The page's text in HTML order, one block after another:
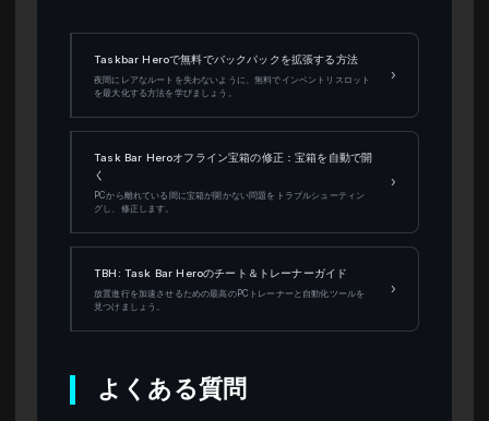
Taskbar Heroで無料でバックパックを拡張する方法
夜間にレアなルートを失わないように、無料でインベントリスロット
を最大化する方法を学びましょう。
›
Task Bar Heroオフライン宝箱の修正：宝箱を自動で開
く
PCから離れている間に宝箱が開かない問題をトラブルシューティン
グし、修正します。
›
TBH: Task Bar Heroのチート＆トレーナーガイド
放置進行を加速させるための最高のPCトレーナーと自動化ツールを
見つけましょう。
›
よくある質問